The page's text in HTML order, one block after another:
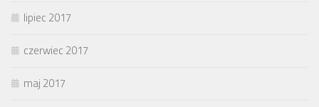
lipiec 2017
czerwiec 2017
maj 2017